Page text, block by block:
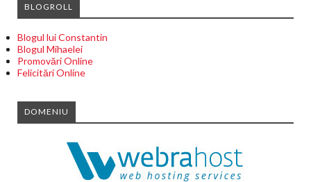
BLOGROLL
Blogul lui Constantin
Blogul Mihaelei
Promovări Online
Felicitări Online
DOMENIU